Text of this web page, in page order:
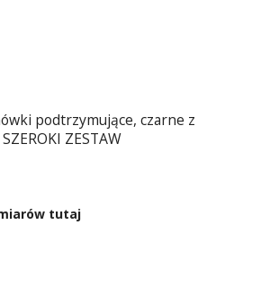
podtrzymujące, czarne z
ZESTAW
tutaj